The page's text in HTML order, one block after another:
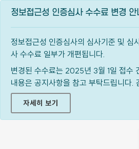
정보접근성 인증심사 수수료 변경 안
정보접근성 인증심사의 심사기준 및 심
사 수수료 일부가 개편됩니다.
변경된 수수료는 2025년 3월 1일 접수
내용은 공지사항을 참고 부탁드립니다.
자세히 보기